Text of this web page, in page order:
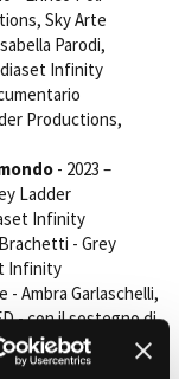
Sky Arte
Parodi,
Infinity
Productions,
- 2023 –
Ladder
Infinity
- Grey
Infinity
- Ambra Garlaschelli,
- con il sostegno di
Fund
- 10D Film,